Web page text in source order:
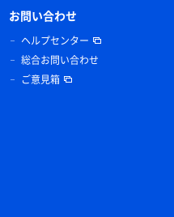
お問い合わせ
ヘルプセンター
総合お問い合わせ
ご意見箱